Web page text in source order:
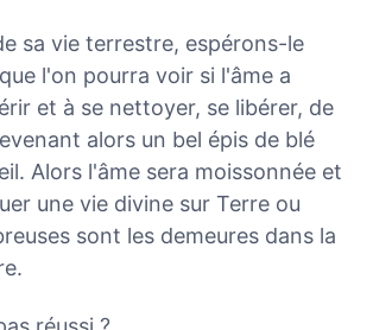
sa vie terrestre, espérons-le
l'on pourra voir si l'âme a
et à se nettoyer, se libérer, de
alors un bel épis de blé
Alors l'âme sera moissonnée et
une vie divine sur Terre ou
sont les demeures dans la